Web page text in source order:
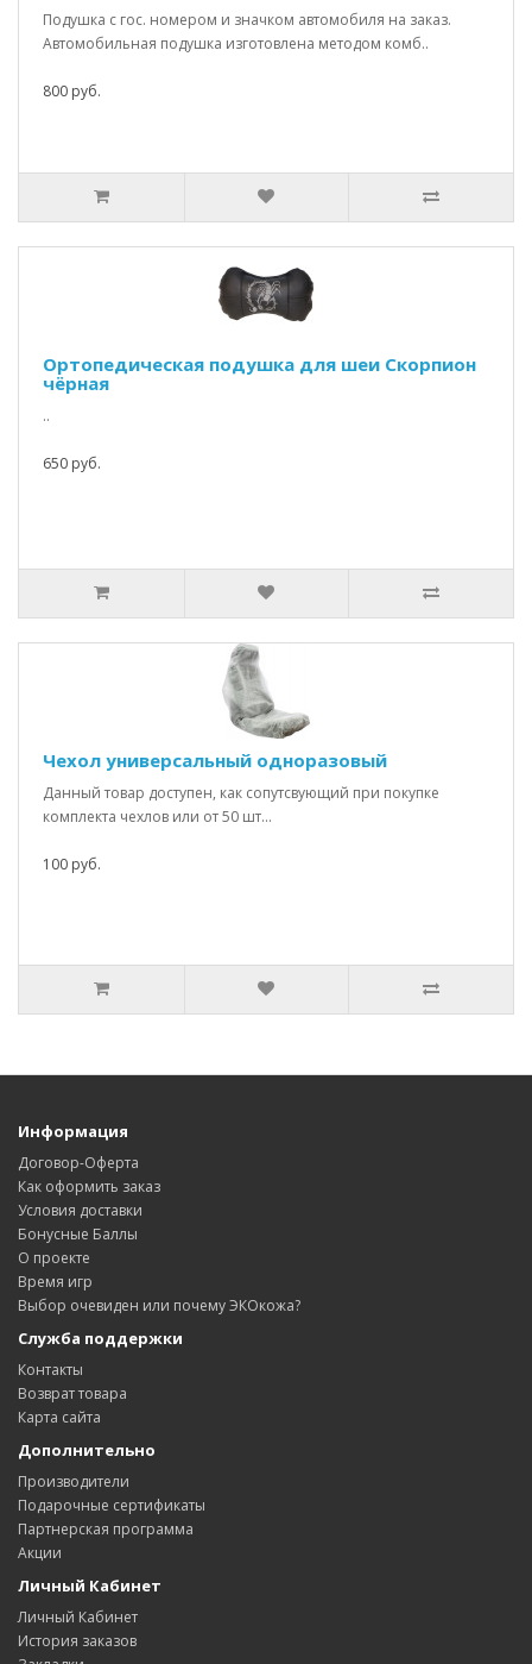
Подушка с гос. номером и значком автомобиля на заказ.
Автомобильная подушка изготовлена методом комб..
800 руб.
Ортопедическая подушка для шеи Скорпион
чёрная
..
650 руб.
Чехол универсальный одноразовый
Данный товар доступен, как сопутсвующий при покупке
комплекта чехлов или от 50 шт...
100 руб.
Информация
Договор-Оферта
Как оформить заказ
Условия доставки
Бонусные Баллы
О проекте
Время игр
Выбор очевиден или почему ЭКОкожа?
Служба поддержки
Контакты
Возврат товара
Карта сайта
Дополнительно
Производители
Подарочные сертификаты
Партнерская программа
Акции
Личный Кабинет
Личный Кабинет
История заказов